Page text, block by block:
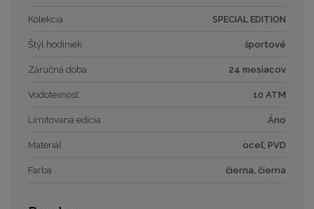
Kolekcia SPECIAL EDITION
Štýl hodiniek športové
Záručná doba 24 mesiacov
Vodotesnosť 10 ATM
Limitovaná edícia Áno
Materiál oceľ, PVD
Farba čierna, čierna